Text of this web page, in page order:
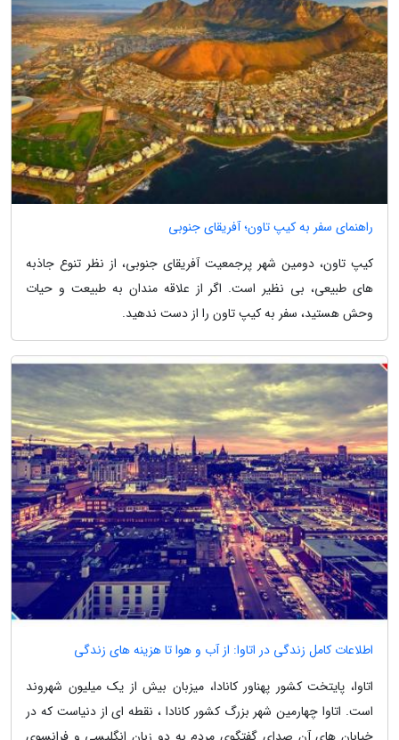
راهنمای سفر به کیپ تاون؛ آفریقای جنوبی
کیپ تاون، دومین شهر پرجمعیت آفریقای جنوبی، از نظر تنوع جاذبه
های طبیعی، بی نظیر است. اگر از علاقه مندان به طبیعت و حیات
وحش هستید، سفر به کیپ تاون را از دست ندهید.
اطلاعات کامل زندگی در اتاوا: از آب و هوا تا هزینه های زندگی
اتاوا، پایتخت کشور پهناور کانادا، میزبان بیش از یک میلیون شهروند
است. اتاوا چهارمین شهر بزرگ کشور کانادا ، نقطه ای از دنیاست که در